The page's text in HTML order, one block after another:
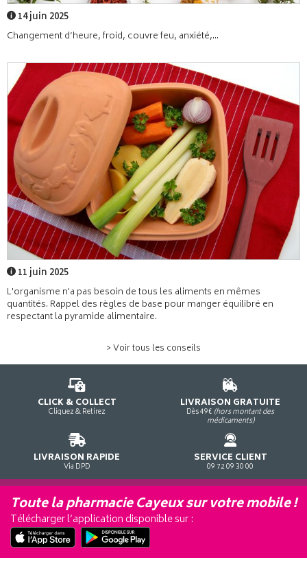
14 juin 2025
Changement d’heure, froid, couvre feu, anxiété,...
11 juin 2025
L'organisme n'a pas besoin de tous les aliments en mêmes
quantités. Rappel des règles de base pour manger équilibré en
respectant la pyramide alimentaire.
> Voir tous les conseils
CLICK & COLLECT
Cliquez & Retirez
LIVRAISON GRATUITE
Dès 49€ (hors montant des
médicaments)
LIVRAISON RAPIDE
Via DPD
SERVICE CLIENT
09 72 09 30 00
Toute la pharmacie Cayeux sur votre mobile !
Télécharger l’application disponible sur :